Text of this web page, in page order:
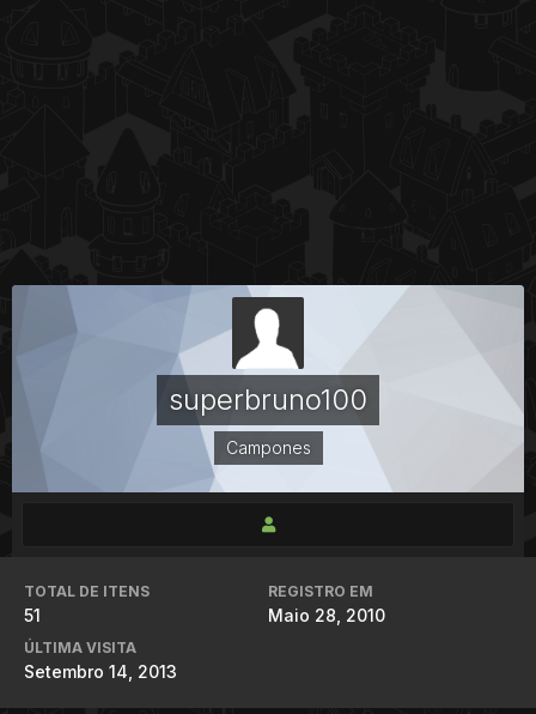
superbruno100
Campones
TOTAL DE ITENS
51
REGISTRO EM
Maio 28, 2010
ÚLTIMA VISITA
Setembro 14, 2013